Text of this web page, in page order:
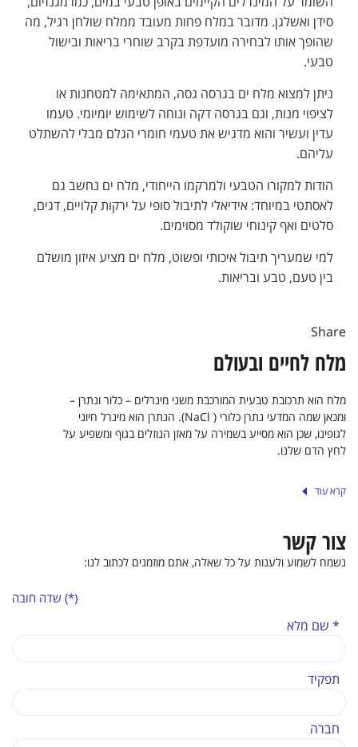
סידן ואשלגן. מדובר במלח פחות מעובד ממלח שולחן רגיל, מה
שהופך אותו לבחירה מועדפת בקרב שוחרי בריאות ובישול
טבעי.
ניתן למצוא מלח ים בגרסה גסה, המתאימה למטחנות או
לציפוי מנות, וגם בגרסה דקה ונוחה לשימוש יומיומי. טעמו
עדין ועשיר והוא מדגיש את טעמי חומרי הגלם מבלי להשתלט
עליהם.
הודות למקורו הטבעי ולמרקמו הייחודי, מלח ים נחשב גם
לאסתטי במיוחד: אידיאלי לתיבול סופי על ירקות קלויים, דגים,
סלטים ואף קינוחי שוקולד מסוימים.
למי שמעריך תיבול איכותי ופשוט, מלח ים מציע איזון מושלם
בין טעם, טבע ובריאות.
Share
מלח לחיים ובעולם
מלח הוא תרכובת טבעית המורכבת משני מינרלים – כלור ונתרן –
ומכאן שמה המדעי נתרן כלורי ( NaCl). הנתרן הוא מינרל חיוני
לגופינו, שכן הוא מסייע בשמירה על מאזן הנוזלים בגוף ומשפיע על
לחץ הדם שלנו.
קרא עוד
צור קשר
נשמח לשמוע ולענות על כל שאלה, אתם מוזמנים לכתוב לנו:
(*) שדה חובה
* שם מלא
תפקיד
חברה